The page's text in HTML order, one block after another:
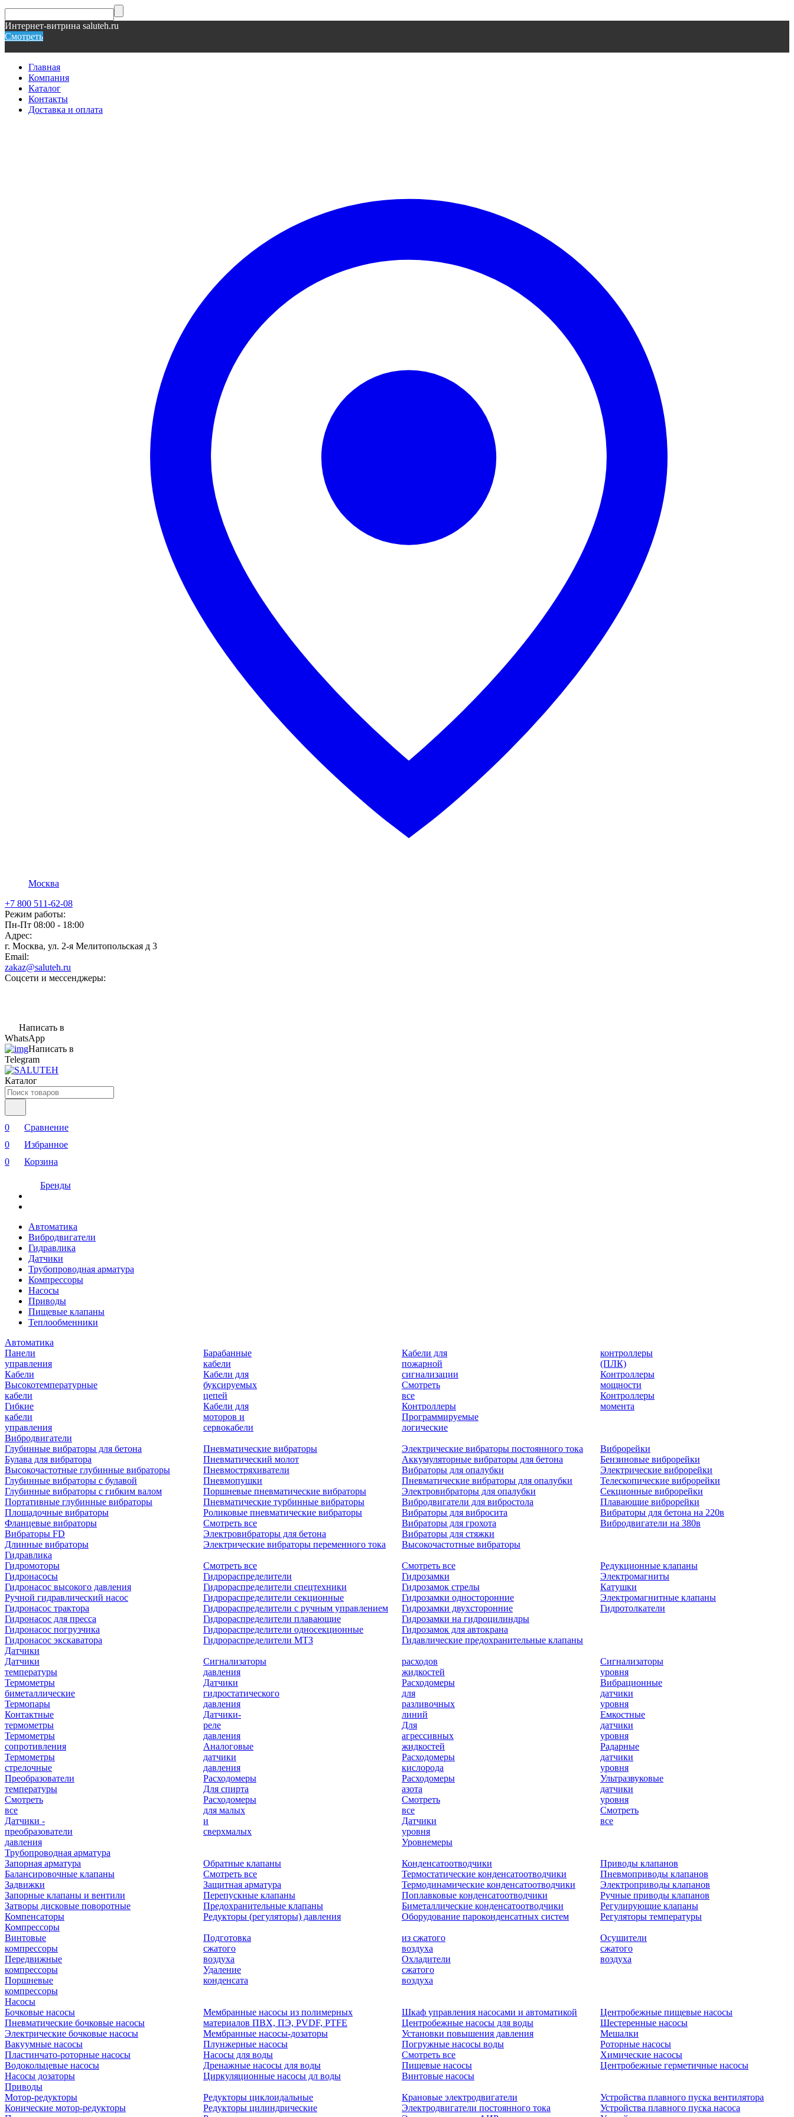
Интернет-витрина saluteh.ru
Смотреть
Главная
Компания
Каталог
Контакты
Доставка и оплата
Москва
+7 800 511-62-08
Режим работы:
Пн-Пт 08:00 - 18:00
Адрес:
г. Москва, ул. 2-я Мелитопольская д 3
Email:
zakaz@saluteh.ru
Соцсети и мессенджеры:
Написать в
WhatsApp
Написать в
Telegram
Каталог
0
Сравнение
0
Избранное
0
Корзина
Бренды
Автоматика
Вибродвигатели
Гидравлика
Датчики
Трубопроводная арматура
Компрессоры
Насосы
Приводы
Пищевые клапаны
Теплообменники
Автоматика
Панели
управления
Кабели
Высокотемпературные
кабели
Гибкие
кабели
управления
Барабанные
кабели
Кабели для
буксируемых
цепей
Кабели для
моторов и
сервокабели
Кабели для
пожарной
сигнализации
Смотреть
все
Контроллеры
Программируемые
логические
контроллеры
(ПЛК)
Контроллеры
мощности
Контроллеры
момента
Вибродвигатели
Глубинные вибраторы для бетона
Булава для вибратора
Высокочастотные глубинные вибраторы
Глубинные вибраторы с булавой
Глубинные вибраторы с гибким валом
Портативные глубинные вибраторы
Площадочные вибраторы
Фланцевые вибраторы
Вибраторы FD
Длинные вибраторы
Пневматические вибраторы
Пневматический молот
Пневмостряхиватели
Пневмопушки
Поршневые пневматические вибраторы
Пневматические турбинные вибраторы
Роликовые пневматические вибраторы
Смотреть все
Электровибраторы для бетона
Электрические вибраторы переменного тока
Электрические вибраторы постоянного тока
Аккумуляторные вибраторы для бетона
Вибраторы для опалубки
Пневматические вибраторы для опалубки
Электровибраторы для опалубки
Вибродвигатели для вибростола
Вибраторы для вибросита
Вибраторы для грохота
Вибраторы для стяжки
Высокочастотные вибраторы
Виброрейки
Бензиновые виброрейки
Электрические виброрейки
Телескопические виброрейки
Секционные виброрейки
Плавающие виброрейки
Вибраторы для бетона на 220в
Вибродвигатели на 380в
Гидравлика
Гидромоторы
Гидронасосы
Гидронасос высокого давления
Ручной гидравлический насос
Гидронасос трактора
Гидронасос для пресса
Гидронасос погрузчика
Гидронасос экскаватора
Смотреть все
Гидрораспределители
Гидрораспределители спецтехники
Гидрораспределители секционные
Гидрораспределители с ручным управлением
Гидрораспределители плавающие
Гидрораспределители односекционные
Гидрораспределители МТЗ
Смотреть все
Гидрозамки
Гидрозамок стрелы
Гидрозамки односторонние
Гидрозамки двухсторонние
Гидрозамки на гидроцилиндры
Гидрозамок для автокрана
Гидавлические предохранительные клапаны
Редукционные клапаны
Электромагниты
Катушки
Электромагнитные клапаны
Гидротолкатели
Датчики
Датчики
температуры
Термометры
биметаллические
Термопары
Контактные
термометры
Термометры
сопротивления
Термометры
стрелочные
Преобразователи
температуры
Смотреть
все
Датчики -
преобразователи
давления
Сигнализаторы
давления
Датчики
гидростатического
давления
Датчики-
реле
давления
Аналоговые
датчики
давления
Расходомеры
Для спирта
Расходомеры
для малых
и
сверхмалых
расходов
жидкостей
Расходомеры
для
разливочных
линий
Для
агрессивных
жидкостей
Расходомеры
кислорода
Расходомеры
азота
Смотреть
все
Датчики
уровня
Уровнемеры
Сигнализаторы
уровня
Вибрационные
датчики
уровня
Емкостные
датчики
уровня
Радарные
датчики
уровня
Ультразвуковые
датчики
уровня
Смотреть
все
Трубопроводная арматура
Запорная арматура
Балансировочные клапаны
Задвижки
Запорные клапаны и вентили
Затворы дисковые поворотные
Компенсаторы
Обратные клапаны
Смотреть все
Защитная арматура
Перепускные клапаны
Предохранительные клапаны
Редукторы (регуляторы) давления
Конденсатоотводчики
Термостатические конденсатоотводчики
Термодинамические конденсатоотводчики
Поплавковые конденсатоотводчики
Биметаллические конденсатоотводчики
Оборудование пароконденсатных систем
Приводы клапанов
Пневмоприводы клапанов
Электроприводы клапанов
Ручные приводы клапанов
Регулирующие клапаны
Регуляторы температуры
Компрессоры
Винтовые
компрессоры
Передвижные
компрессоры
Поршневые
компрессоры
Подготовка
сжатого
воздуха
Удаление
конденсата
из сжатого
воздуха
Охладители
сжатого
воздуха
Осушители
сжатого
воздуха
Насосы
Бочковые насосы
Пневматические бочковые насосы
Электрические бочковые насосы
Вакуумные насосы
Пластинчато-роторные насосы
Водокольцевые насосы
Насосы дозаторы
Мембранные насосы из полимерных
материалов ПВХ, ПЭ, PVDF, PTFE
Мембранные насосы-дозаторы
Плунжерные насосы
Насосы для воды
Дренажные насосы для воды
Циркуляционные насосы дл воды
Шкаф управления насосами и автоматикой
Центробежные насосы для воды
Установки повышения давления
Погружные насосы воды
Смотреть все
Пищевые насосы
Винтовые насосы
Центробежные пищевые насосы
Шестеренные насосы
Мешалки
Роторные насосы
Химические насосы
Центробежные герметичные насосы
Приводы
Мотор-редукторы
Конические мотор-редукторы
Редукторы циклоидальные
Редукторы цилиндрические
Крановые электродвигатели
Электродвигатели постоянного тока
Устройства плавного пуска вентилятора
Устройства плавного пуска насоса